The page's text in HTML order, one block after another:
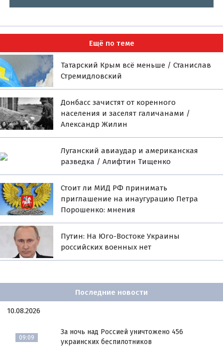
Ещё по теме
Татарский Крым всё меньше / Станислав
Стремидловский
Донбасс зачистят от коренного
населения и заселят галичанами /
Александр Жилин
Луганский авиаудар и американская
разведка / Алифтин Тищенко
Стоит ли МИД РФ принимать
приглашение на инаугурацию Петра
Порошенко: мнения
Путин: На Юго-Востоке Украины
российских военных нет
Последние новости
10.08.2026
09:09
За ночь над Россией уничтожено 456
украинских беспилотников